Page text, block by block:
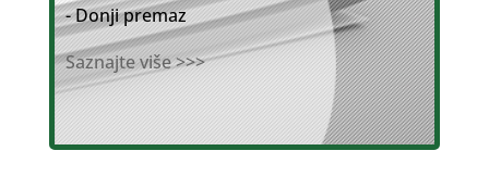
- Donji premaz
Saznajte više >>>